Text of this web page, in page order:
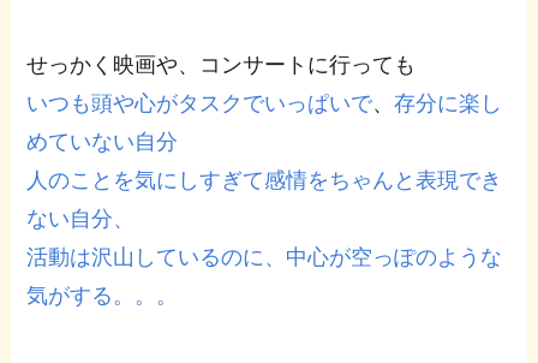
せっかく映画や、コンサートに行っても
いつも頭や心がタスクでいっぱいで、存分に楽し
めていない自分
人のことを気にしすぎて感情をちゃんと表現でき
ない自分、
活動は沢山しているのに、中心が空っぽのような
気がする。。。